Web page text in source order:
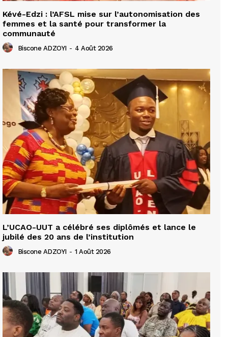
Kévé-Edzi : l’AFSL mise sur l’autonomisation des
femmes et la santé pour transformer la
communauté
Biscone ADZOYI - 4 Août 2026
L’UCAO-UUT a célébré ses diplômés et lance le
jubilé des 20 ans de l’institution
Biscone ADZOYI - 1 Août 2026